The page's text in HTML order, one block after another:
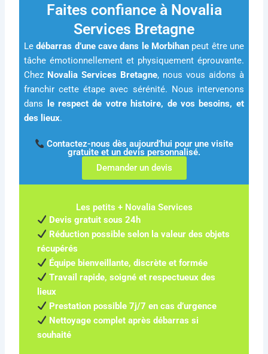
Faites confiance à Novalia
Services Bretagne
Ledébarras d’une cave dans le Morbihanpeut être une
tâche émotionnellement et physiquement éprouvante.
Chez Novalia Services Bretagne, nous vous aidons à
franchir cette étape avec sérénité. Nous intervenons
dans
le respect de votre histoire, de vos besoins, et
des lieux.
Contactez-nous dès aujourd’hui pour une visite
gratuite et un devis personnalisé.
Demander un devis
Les petits + Novalia Services
Devis gratuit sous 24h
Réduction possible selon la valeur des objets
récupérés
Équipe bienveillante, discrète et formée
Travail rapide, soigné et respectueux des
lieux
Prestation possible 7j/7 en cas d’urgence
Nettoyage complet après débarras si
souhaité